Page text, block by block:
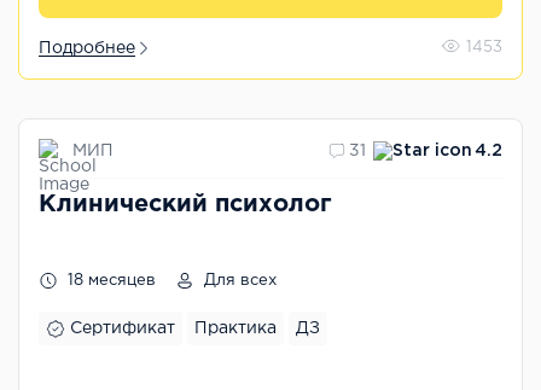
Подробнее 1453
МИП 31 4.2
Клинический психолог
18 месяцев Для всех
Сертификат Практика ДЗ